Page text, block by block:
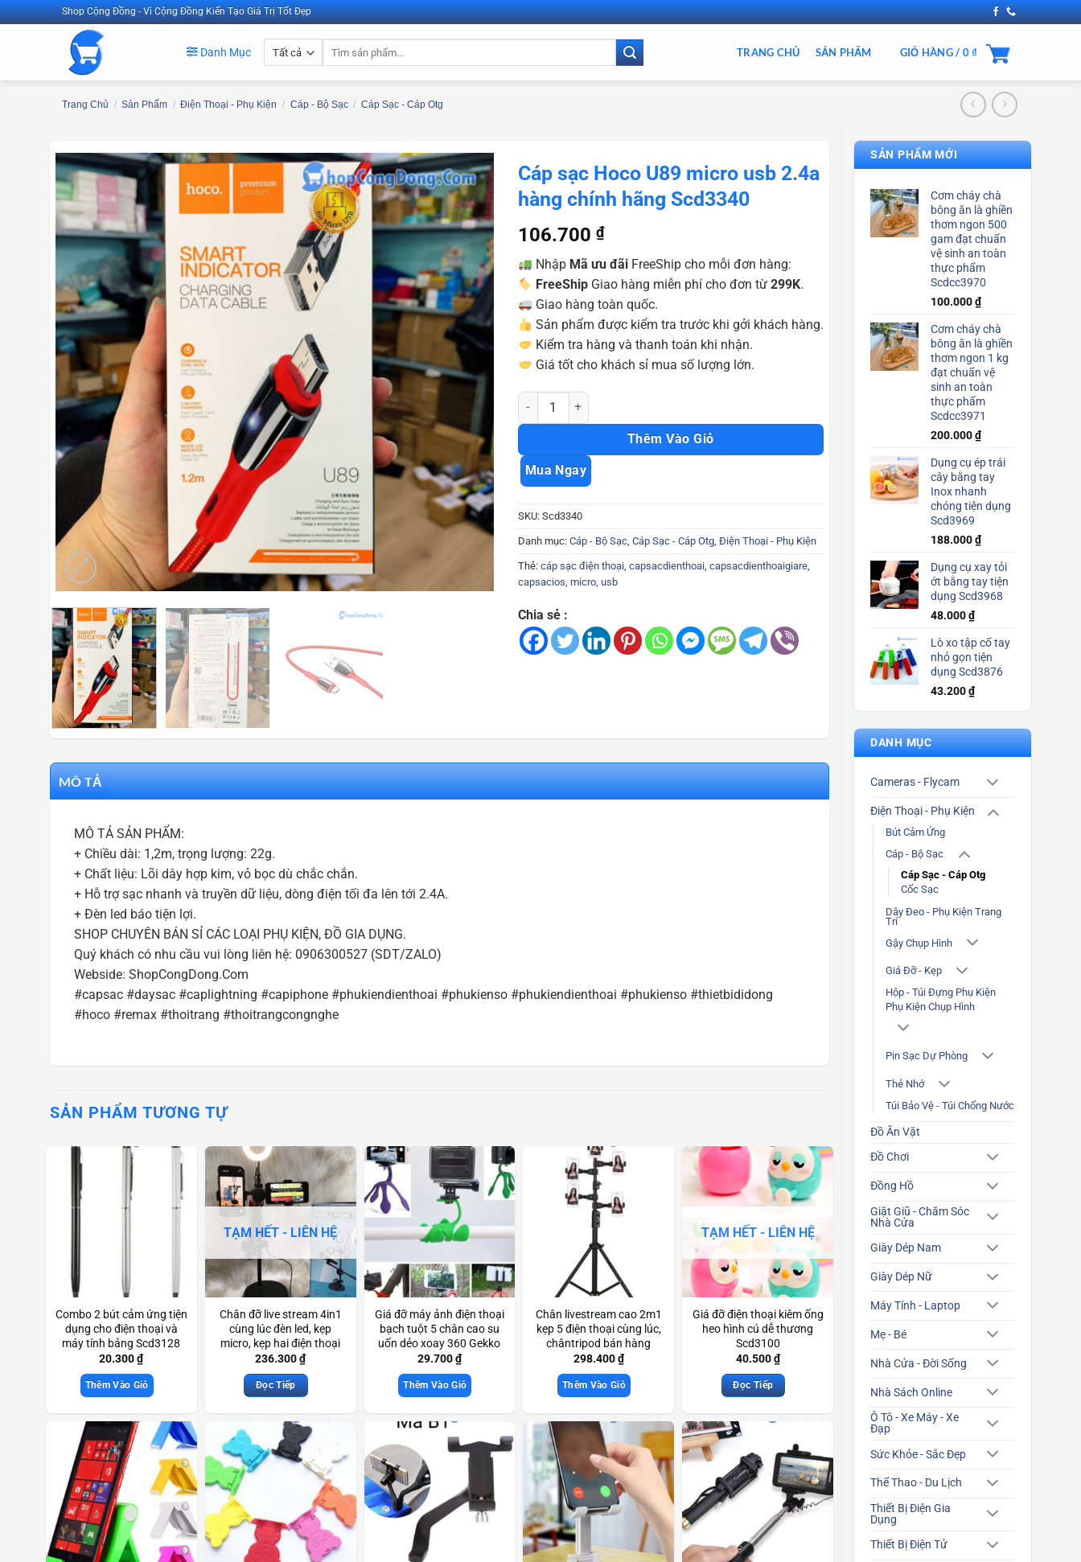
Bỏ
qua
Shop Cộng Đồng - Vì Cộng Đồng Kiến Tạo Giá Trị Tốt Đẹp
Danh Mục TRANG CHỦ SẢN PHẨM GIỎ HÀNG / 0₫
Trang Chủ / Sản Phẩm / Điện Thoại - Phụ Kiện / Cáp - Bộ Sạc / Cáp Sạc - Cáp Otg
SẢN PHẨM MỚI
Cơm cháy chà
bông ăn là ghiền
thơm ngon 500
gam đạt chuẩn
vệ sinh an toàn
thực phẩm
Scdcc3970
100.000₫
Cơm cháy chà
bông ăn là ghiền
thơm ngon 1 kg
đạt chuẩn vệ
sinh an toàn
thực phẩm
Scdcc3971
200.000₫
Dụng cụ ép trái
cây bằng tay
Inox nhanh
chóng tiện dụng
Scd3969
188.000₫
Dụng cụ xay tỏi
ớt bằng tay tiện
dụng Scd3968
48.000₫
Lò xo tập cổ tay
nhỏ gọn tiện
dụng Scd3876
43.200₫
DANH MỤC
Cameras - Flycam
Điện Thoại - Phụ Kiện
Bút Cảm Ứng
Cáp - Bộ Sạc
Cáp Sạc - Cáp Otg
Cốc Sạc
Dây Đeo - Phụ Kiện Trang
Trí
Gậy Chụp Hình
Giá Đỡ - Kẹp
Hộp - Túi Đựng Phụ Kiện
Phụ Kiện Chụp Hình
Pin Sạc Dự Phòng
Thẻ Nhớ
Túi Bảo Vệ - Túi Chống Nước
Đồ Ăn Vặt
Đồ Chơi
Đồng Hồ
Giặt Giũ - Chăm Sóc
Nhà Cửa
Giày Dép Nam
Giày Dép Nữ
Máy Tính - Laptop
Mẹ - Bé
Nhà Cửa - Đời Sống
Nhà Sách Online
Ô Tô - Xe Máy - Xe
Đạp
Sức Khỏe - Sắc Đẹp
Thể Thao - Du Lịch
Thiết Bị Điện Gia
Dụng
Thiết Bị Điện Tử
Cáp sạc Hoco U89 micro usb 2.4a
hàng chính hãng Scd3340
106.700 ₫
Nhập Mã ưu đãiFreeShip cho mỗi đơn hàng:
FreeShipGiao hàng miễn phí cho đơn từ 299K.
Giao hàng toàn quốc.
Sản phẩm được kiểm tra trước khi gởi khách hàng.
Kiểm tra hàng và thanh toán khi nhận.
Giá tốt cho khách sỉ mua số lượng lớn.
Cáp sạc Hoco U89 micro usb 2.4a hàng chính hãng Scd3340 số lượng
Thêm Vào Giỏ
Mua Ngay
SKU: Scd3340
Danh mục: Cáp - Bộ Sạc, Cáp Sạc - Cáp Otg, Điện Thoại - Phụ Kiện
Thẻ: cáp sạc điện thoại, capsacdienthoai, capsacdienthoaigiare,
capsacios micro, usb
Chia sẻ :
MÔ TẢ
MÔ TẢ SẢN PHẨM:
+ Chiều dài: 1,2m, trọng lượng: 22g.
+ Chất liệu: Lõi dây hợp kim, vỏ bọc dù chắc chắn.
+ Hỗ trợ sạc nhanh và truyền dữ liệu, dòng điện tối đa lên tới 2.4A.
+ Đèn led báo tiện lợi.
SHOP CHUYÊN BÁN SỈ CÁC LOẠI PHỤ KIỆN, ĐỒ GIA DỤNG.
Quý khách có nhu cầu vui lòng liên hệ: 0906300527 (SDT/ZALO)
Webside: ShopCongDong.Com
#capsac #daysac #caplightning #capiphone #phukiendienthoai #phukienso #phukiendienthoai #phukienso #thietbididong
#hoco #remax #thoitrang #thoitrangcongnghe
SẢN PHẨM TƯƠNG TỰ
Combo 2 bút cảm ứng tiện
dụng cho điện thoại và
máy tính bảng Scd3128
20.300₫
Thêm Vào Giỏ
TẠM HẾT - LIÊN HỆ
Chân đỡ live stream 4in1
cùng lúc đèn led, kẹp
micro, kẹp hai điện thoại
Scd3691
236.300₫
Đọc Tiếp
Giá đỡ máy ảnh điện thoại
bạch tuột 5 chân cao su
uốn dẻo xoay 360 Gekko
Scd3613
29.700₫
Thêm Vào Giỏ
Chân livestream cao 2m1
kẹp 5 điện thoại cùng lúc,
chântripod bán hàng
online Scd3090
298.400₫
Thêm Vào Giỏ
TẠM HẾT - LIÊN HỆ
Giá đỡ điện thoại kiêm ống
heo hình cú dễ thương
Scd3100
40.500₫
Đọc Tiếp